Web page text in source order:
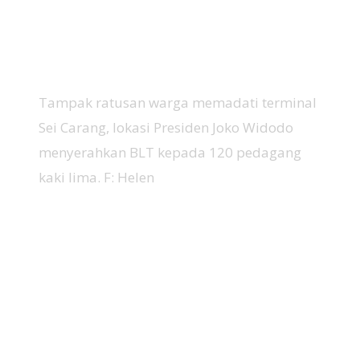
Tampak ratusan warga memadati terminal
Sei Carang, lokasi Presiden Joko Widodo
menyerahkan BLT kepada 120 pedagang
kaki lima. F: Helen